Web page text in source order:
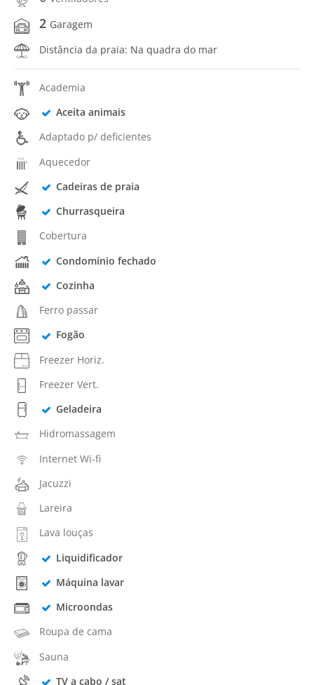
2 Garagem
Distância da praia: Na quadra do mar
Academia
Aceita animais
Adaptado p/ deficientes
Aquecedor
Cadeiras de praia
Churrasqueira
Cobertura
Condomínio fechado
Cozinha
Ferro passar
Fogão
Freezer Horiz.
Freezer Vert.
Geladeira
Hidromassagem
Internet Wi-fi
Jacuzzi
Lareira
Lava louças
Liquidificador
Máquina lavar
Microondas
Roupa de cama
Sauna
TV a cabo / sat